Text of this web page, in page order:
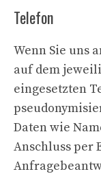
Telefon
Wenn Sie uns
auf dem
eingesetzten
Daten wie
Anschluss per